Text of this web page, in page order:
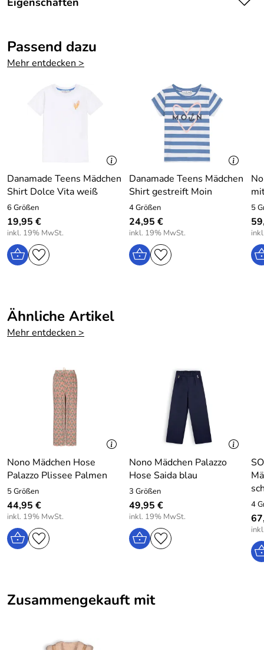
Bindeband.
Die Mädchenhose wird sicherlich ein Lieblingsteil.
Kombinieren Sie Blusen, Sweatshirts, Kuschel-Westen
Nono Mädchen Hose Samt flared blau
Material: 75% Baumwolle, 25% Polyester, ohne
Pflege: Schonwäsche bei 30 Grad
Hersteller: NoNo BV, Watertorenstraat 4, 4921 XG Made,
The Netherlands, www.nono-kidswear.nl
Farbe:
Blau
Passend dazu
Mehr entdecken >
Danamade Teens Mädchen
Shirt Dolce Vita weiß
6 Größen
19,95 €
inkl. 19% MwSt.
Danamade Teens Mädchen
Shirt gestreift Moin
4 Größen
24,95 €
inkl. 19% MwSt.
5
Ähnliche Artikel
Mehr entdecken >
Nono Mädchen Hose
Palazzo Plissee Palmen
5 Größen
44,95 €
inkl. 19% MwSt.
Nono Mädchen Palazzo
Hose Saida blau
3 Größen
49,95 €
inkl. 19% MwSt.
4
Zusammengekauft mit